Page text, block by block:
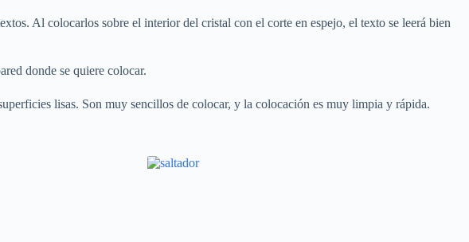
Al colocarlos sobre el interior del cristal con el corte en espejo, el texto se leerá bien
donde se quiere colocar.
lisas. Son muy sencillos de colocar, y la colocación es muy limpia y rápida.